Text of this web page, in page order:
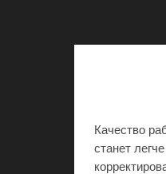
Качество
станет легче